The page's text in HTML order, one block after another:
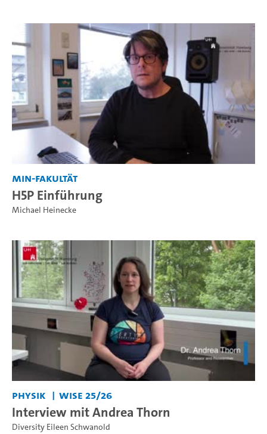
MIN-Fakultät
H5P Einführung
Michael Heinecke
Physik WiSe 25/26
Interview mit Andrea Thorn
Diversity Eileen Schwanold